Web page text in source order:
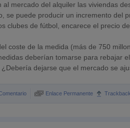
al mercado del alquiler las viviendas
se puede producir un incremento del
clubes de fútbol, encarece el precio
coste de la medida (más de 750
deberían tomarse para rebajar
dejarse que el mercado se
Enlace Permanente Trackback